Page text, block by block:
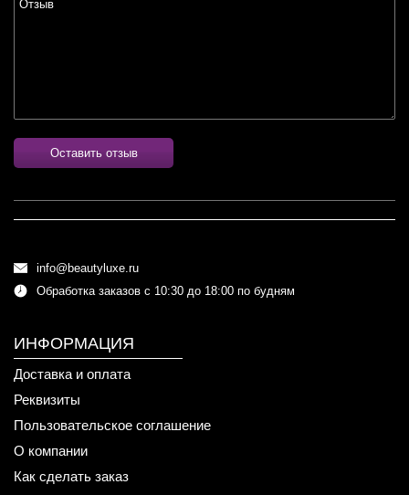
Оставить отзыв
info@beautyluxe.ru
Обработка заказов с 10:30 до 18:00 по будням
ИНФОРМАЦИЯ
Доставка и оплата
Реквизиты
Пользовательское соглашение
О компании
Как сделать заказ